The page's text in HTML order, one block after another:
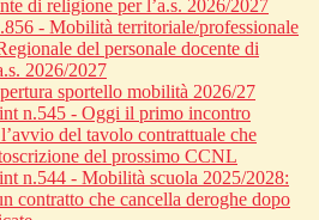
di religione per l’a.s. 2026/2027
- Mobilità territoriale/professionale
del personale docente di
2026/2027
sportello mobilità 2026/27
n.545 - Oggi il primo incontro
del tavolo contrattuale che
del prossimo CCNL
n.544 - Mobilità scuola 2025/2028:
contratto che cancella deroghe dopo